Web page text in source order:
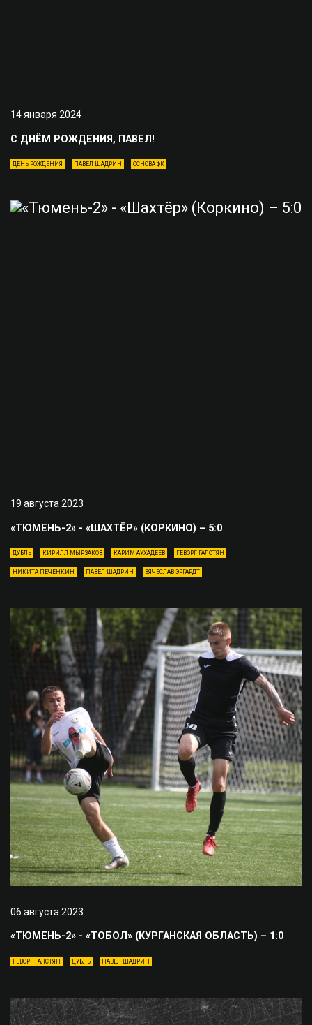
14 января 2024
С ДНЁМ РОЖДЕНИЯ, ПАВЕЛ!
ДЕНЬ РОЖДЕНИЯ ПАВЕЛ ШАДРИН ОСНОВА ФК
19 августа 2023
«ТЮМЕНЬ-2» - «ШАХТЁР» (КОРКИНО) – 5:0
ДУБЛЬ КИРИЛЛ МЫРЗАКОВ КАРИМ АУХАДЕЕВ ГЕВОРГ ГАЛСТЯН
НИКИТА ПЕЧЕНКИН ПАВЕЛ ШАДРИН ВЯЧЕСЛАВ ЭРГАРДТ
06 августа 2023
«ТЮМЕНЬ-2» - «ТОБОЛ» (КУРГАНСКАЯ ОБЛАСТЬ) – 1:0
ГЕВОРГ ГАЛСТЯН ДУБЛЬ ПАВЕЛ ШАДРИН